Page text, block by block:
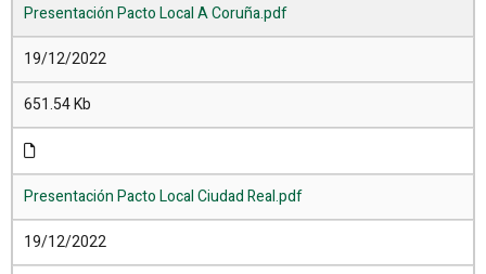
Presentación Pacto Local A Coruña.pdf
19/12/2022
651.54 Kb
Presentación Pacto Local Ciudad Real.pdf
19/12/2022